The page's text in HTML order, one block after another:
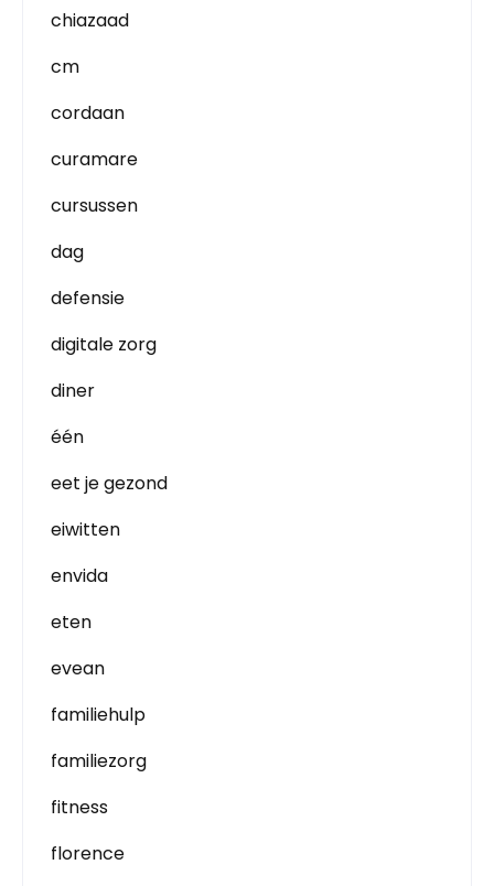
chiazaad
cm
cordaan
curamare
cursussen
dag
defensie
digitale zorg
diner
één
eet je gezond
eiwitten
envida
eten
evean
familiehulp
familiezorg
fitness
florence